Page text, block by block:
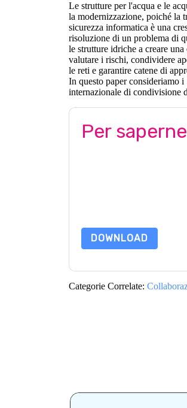
Le strutture per l'acqua e le
la modernizzazione, poiché la
sicurezza informatica è una
risoluzione di un problema di
le strutture idriche a creare
valutare i rischi, condividere
le reti e garantire catene di
In questo paper consideriamo
internazionale di condivisione
Per
DOWNLOAD
Categorie Correlate: